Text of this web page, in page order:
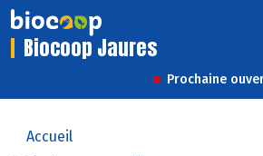
Biocoop Jaures
Prochaine
Accueil